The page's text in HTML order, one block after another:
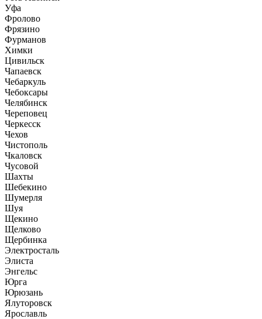
Уфа
Фролово
Фрязино
Фурманов
Химки
Цивильск
Чапаевск
Чебаркуль
Чебоксары
Челябинск
Череповец
Черкесск
Чехов
Чистополь
Чкаловск
Чусовой
Шахты
Шебекино
Шумерля
Шуя
Щекино
Щелково
Щербинка
Электросталь
Элиста
Энгельс
Юрга
Юрюзань
Ялуторовск
Ярославль